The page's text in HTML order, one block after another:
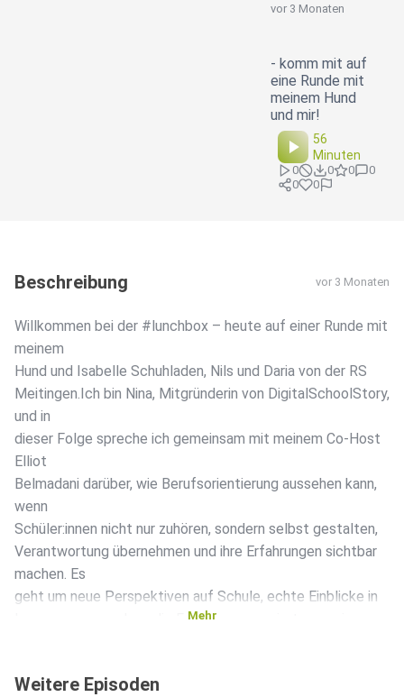
vor 3 Monaten
- komm mit auf
eine Runde mit
meinem Hund
und mir!
56
Minuten
0 0 0
0
0
0
Beschreibung vor 3 Monaten
Willkommen bei der #lunchbox – heute auf einer Runde mit
meinem
Hund und Isabelle Schuhladen, Nils und Daria von der RS
Meitingen.Ich bin Nina, Mitgründerin von DigitalSchoolStory,
und in
dieser Folge spreche ich gemeinsam mit meinem Co-Host
Elliot
Belmadani darüber, wie Berufsorientierung aussehen kann,
wenn
Schüler:innen nicht nur zuhören, sondern selbst gestalten,
Verantwortung übernehmen und ihre Erfahrungen sichtbar
machen. Es
geht um neue Perspektiven auf Schule, echte Einblicke in
Lernprozesse und um die Frage, was passiert, wenn junge
Bühne
Mehr
Weitere Episoden